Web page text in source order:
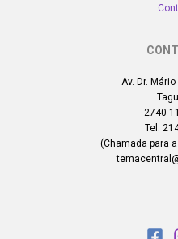
Av. Dr.
2740-
Tel:
(Chamada para